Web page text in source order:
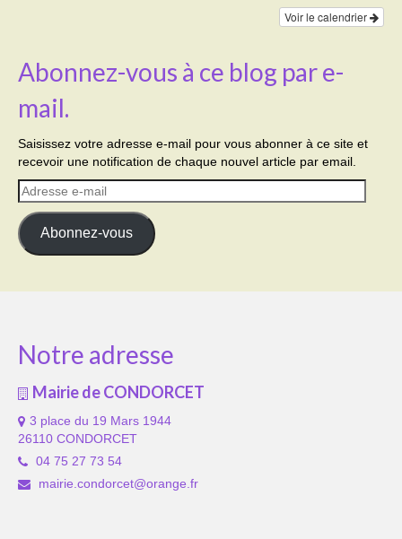
Voir le calendrier
Abonnez-vous à ce blog par e-
mail.
Saisissez votre adresse e-mail pour vous abonner à ce site et
recevoir une notification de chaque nouvel article par email.
Adresse
e-
mail
Abonnez-vous
Notre adresse
Mairie de CONDORCET
3 place du 19 Mars 1944
26110 CONDORCET
04 75 27 73 54
mairie.condorcet@orange.fr